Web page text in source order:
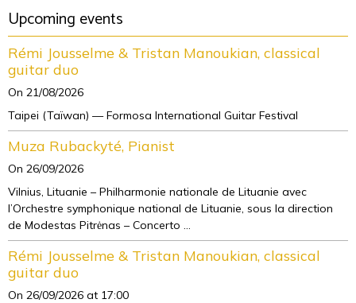
Upcoming events
Rémi Jousselme & Tristan Manoukian, classical
guitar duo
On 21/08/2026
Taipei (Taïwan) — Formosa International Guitar Festival
Muza Rubackyté, Pianist
On 26/09/2026
Vilnius, Lituanie – Philharmonie nationale de Lituanie avec
l’Orchestre symphonique national de Lituanie, sous la direction
de Modestas Pitrėnas – Concerto ...
Rémi Jousselme & Tristan Manoukian, classical
guitar duo
On 26/09/2026 at 17:00